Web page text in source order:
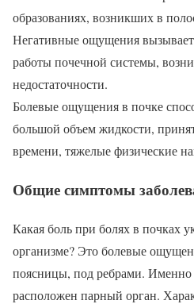
образованиях, возникших в
Негативные ощущения
работы почечной системы,
недостаточности.
Болевые ощущения в почке
большой объем жидкости,
времени, тяжелые физические
Общие симптомы
Какая боль при болях в почках
организме? Это болевые
поясницы, под ребрами. Именно
расположен парный орган.